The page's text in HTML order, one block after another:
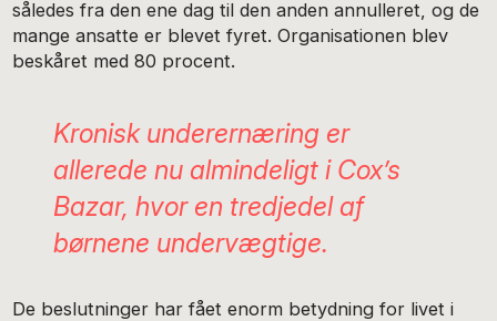
således fra den ene dag til den anden annulleret, og de
mange ansatte er blevet fyret. Organisationen blev
beskåret med 80 procent.
Kronisk underernæring er
allerede nu almindeligt i Cox’s
Bazar, hvor en tredjedel af
børnene undervægtige.
De beslutninger har fået enorm betydning for livet i